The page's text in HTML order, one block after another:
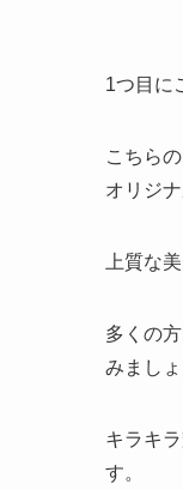
1つ目に
こちら
オリジ
上質な
多くの
みましょ
キラキ
す。